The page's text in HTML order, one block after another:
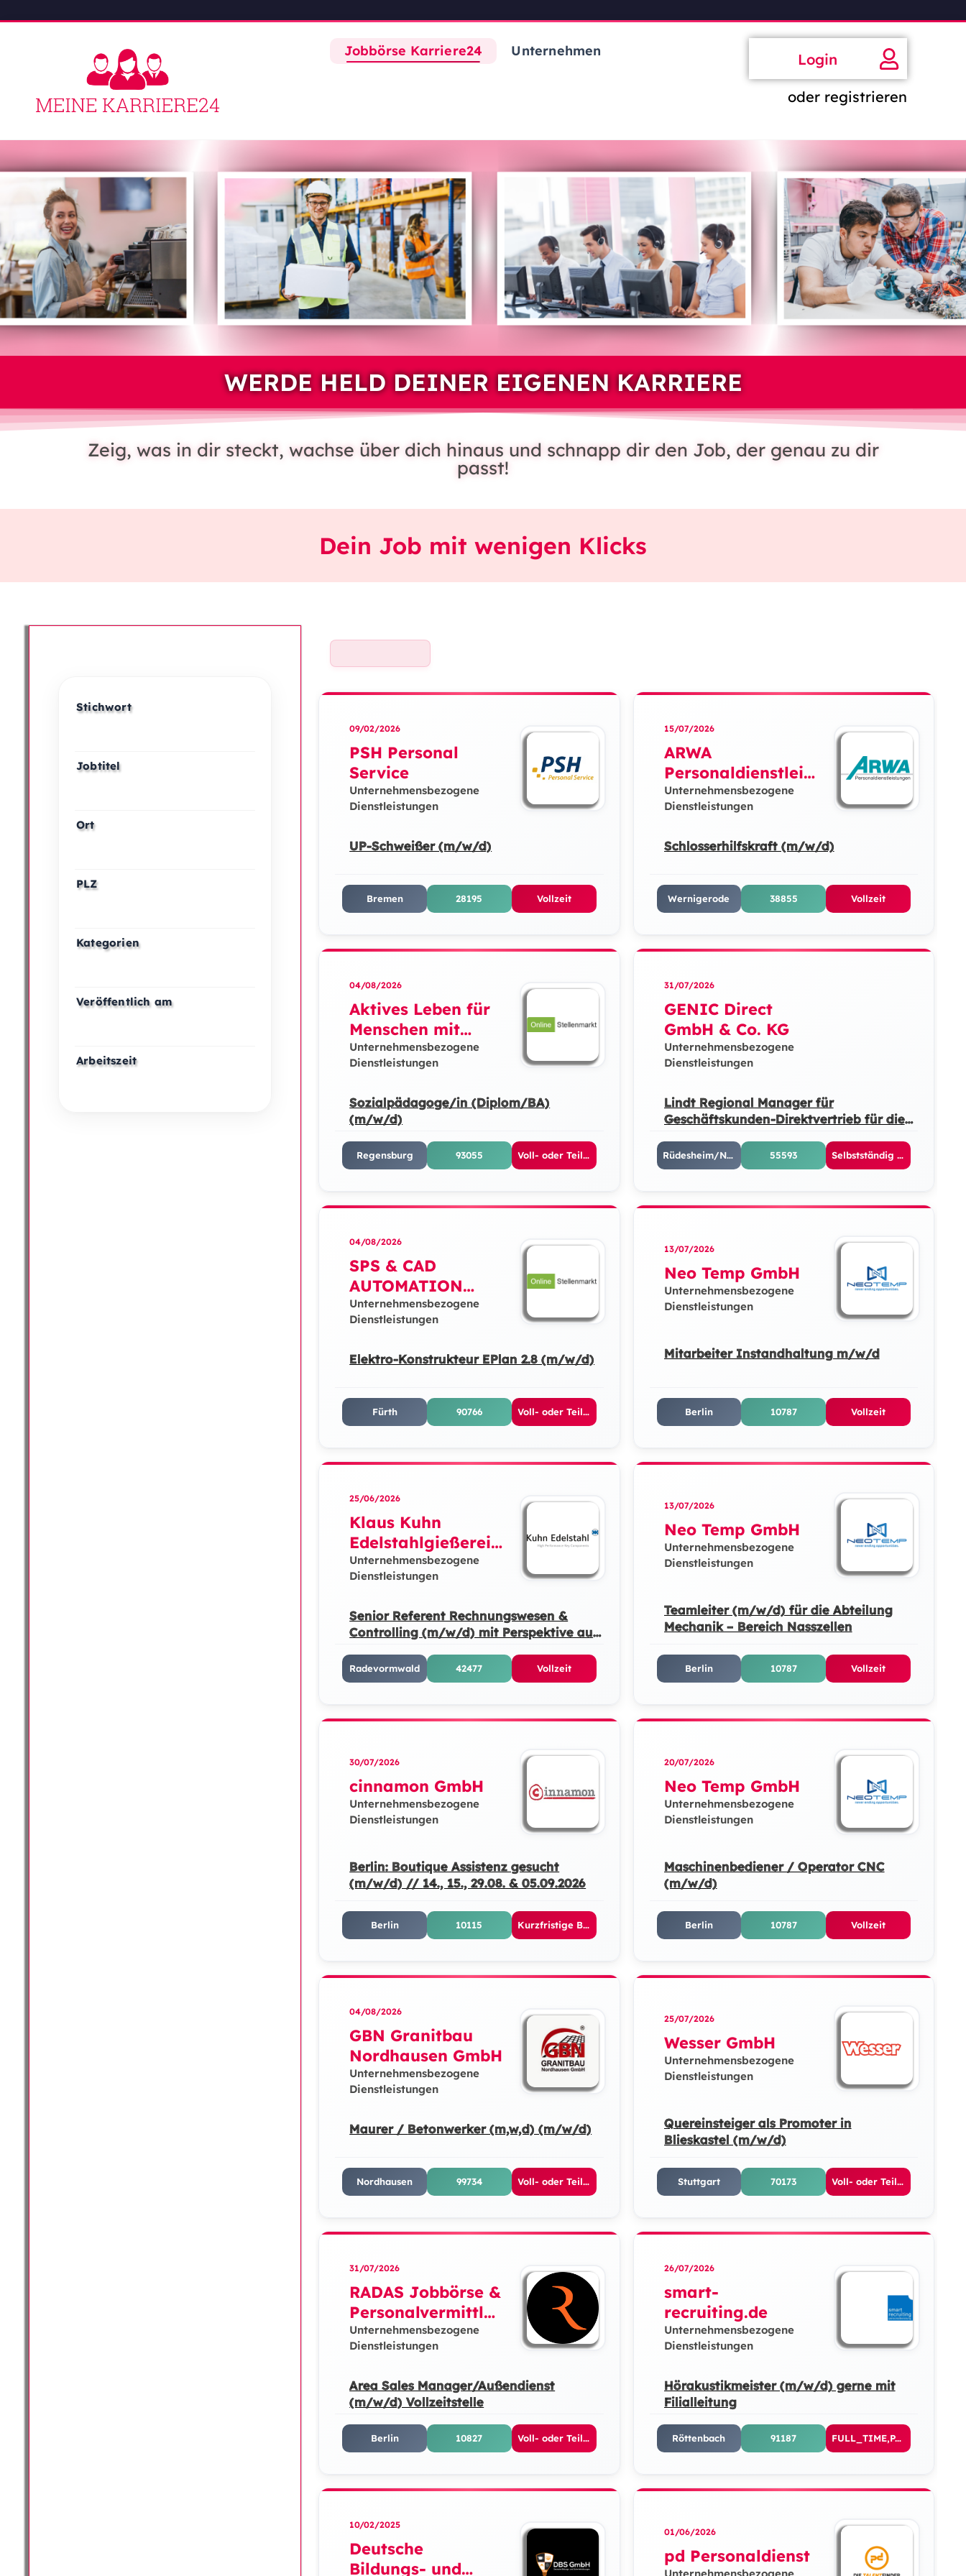
Jobbörse Karriere24 Unternehmen Login
oder registrieren
WERDE HELD DEINER EIGENEN KARRIERE
Zeig, was in dir steckt, wachse über dich hinaus und schnapp dir den Job, der genau zu dir
passt!
Dein Job mit wenigen Klicks
Stichwort
Jobtitel
Ort
PLZ
Kategorien
Veröffentlich am
Arbeitszeit
09/02/2026
PSH Personal
Service
Unternehmensbezogene
Dienstleistungen
UP-Schweißer (m/w/d)
Bremen 28195 Vollzeit
15/07/2026
ARWA
Personaldienstleist
ungen GmbH
Unternehmensbezogene
Dienstleistungen
Schlosserhilfskraft (m/w/d)
Wernigerode 38855 Vollzeit
04/08/2026
Aktives Leben für
Menschen mit
Behinderung (ALB)
e.V. Regensburg
Unternehmensbezogene
Dienstleistungen
Sozialpädagoge/in (Diplom/BA)
(m/w/d)
Regensburg 93055 Voll- oder Teilzeit
31/07/2026
GENIC Direct
GmbH & Co. KG
Unternehmensbezogene
Dienstleistungen
Lindt Regional Manager für
Geschäftskunden-Direktvertrieb für die
(m/w/d)
Rüdesheim/Nahe 55593 Selbstständig / Freelancer / Gewerbeschein
04/08/2026
SPS & CAD
AUTOMATION
P.O.G. GmbH
Unternehmensbezogene
Dienstleistungen
Elektro-Konstrukteur EPlan 2.8 (m/w/d)
Fürth 90766 Voll- oder Teilzeit
13/07/2026
Neo Temp GmbH
Unternehmensbezogene
Dienstleistungen
Mitarbeiter Instandhaltung m/w/d
Berlin 10787 Vollzeit
25/06/2026
Klaus Kuhn
Edelstahlgießerei
GmbH
Unternehmensbezogene
Dienstleistungen
Senior Referent Rechnungswesen &
Controlling (m/w/d) mit Perspektive auf
Radevormwald 42477 Vollzeit
13/07/2026
Neo Temp GmbH
Unternehmensbezogene
Dienstleistungen
Teamleiter (m/w/d) für die Abteilung
Mechanik – Bereich Nasszellen
Berlin 10787 Vollzeit
30/07/2026
cinnamon GmbH
Unternehmensbezogene
Dienstleistungen
Berlin: Boutique Assistenz gesucht
(m/w/d) // 14., 15., 29.08. & 05.09.2026
Berlin 10115 Kurzfristige Beschäftigung
20/07/2026
Neo Temp GmbH
Unternehmensbezogene
Dienstleistungen
Maschinenbediener / Operator CNC
(m/w/d)
Berlin 10787 Vollzeit
04/08/2026
GBN Granitbau
Nordhausen GmbH
Unternehmensbezogene
Dienstleistungen
Maurer / Betonwerker (m,w,d) (m/w/d)
Nordhausen 99734 Voll- oder Teilzeit
25/07/2026
Wesser GmbH
Unternehmensbezogene
Dienstleistungen
Quereinsteiger als Promoter in
Blieskastel (m/w/d)
Stuttgart 70173 Voll- oder Teilzeit
31/07/2026
RADAS Jobbörse &
Personalvermittlun
g GmbH
Unternehmensbezogene
Dienstleistungen
Area Sales Manager/Außendienst
(m/w/d) Vollzeitstelle
Berlin 10827 Voll- oder Teilzeit
26/07/2026
smart-
recruiting.de
Unternehmensbezogene
Dienstleistungen
Hörakustikmeister (m/w/d) gerne mit
Filialleitung
Röttenbach 91187 FULL_TIME,PART_TIME
10/02/2025
Deutsche
Bildungs- und
01/06/2026
pd Personaldienst